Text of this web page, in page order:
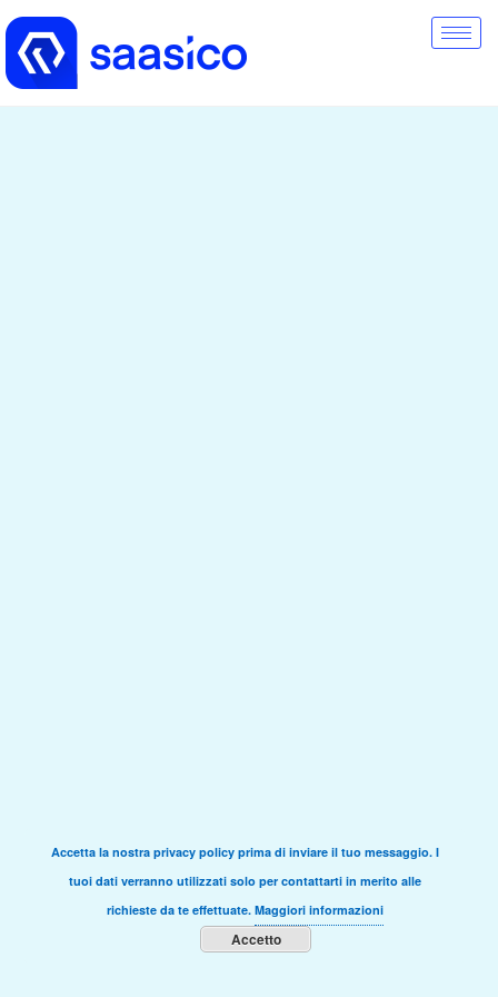
Accetta la nostra privacy policy prima di inviare il tuo messaggio. I
tuoi dati verranno utilizzati solo per contattarti in merito alle
richieste da te effettuate. Maggiori informazioni
Accetto